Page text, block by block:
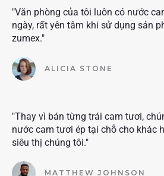
"Văn phòng của tôi luôn có nước
ngày, rất yên tâm khi sử dụng sản
zumex."
ALICIA STONE
"Thay vì bán từng trái cam tươi,
nước cam tươi ép tại chỗ cho khác
siêu thị chúng tôi."
MATTHEW JOHNSON